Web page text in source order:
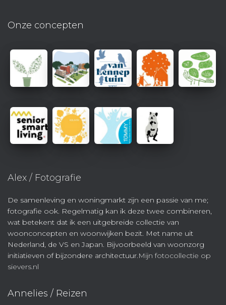
Onze concepten
Alex / Fotografie
De samenleving en woningmarkt zijn een passie van me;
fotografie ook. Regelmatig kan ik deze twee combineren,
wat betekent dat ik een uitgebreide collectie van
woonconcepten en woonwijken bezit. Met name uit
Nederland, de VS en Japan. Bijvoorbeeld van woonzorg
initiatieven of bijzondere architectuur.Mijn fotocollectie op
sievers.nl
Annelies / Reizen